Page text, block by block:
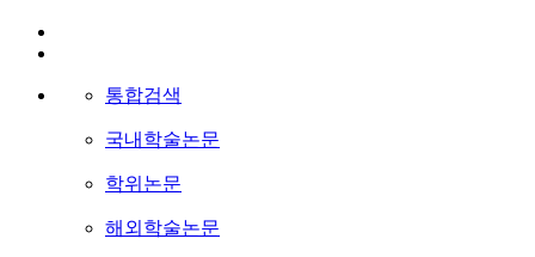
통합검색
국내학술논문
학위논문
해외학술논문